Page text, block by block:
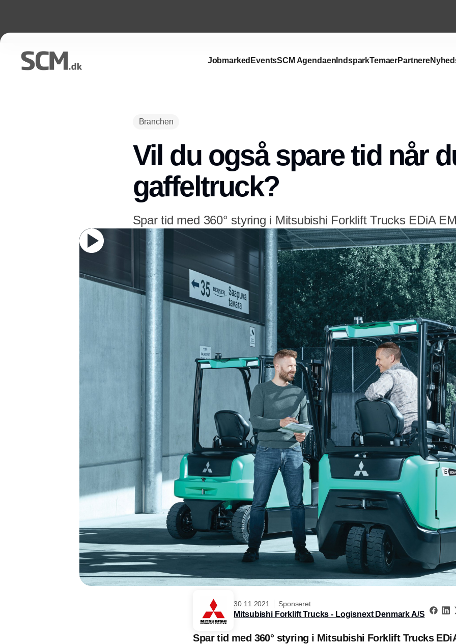
Jobmarked EventsSCM Agendaen IndsparkTemaerPartnere
Branchen
Vil du også spare tid når
gaffeltruck?
Spar tid med 360° styring i Mitsubishi Forklift Trucks EDiA
30.11.2021 Sponseret
Mitsubishi Forklift Trucks - Logisnext Denmark A/S
Spar tid med 360° styring i Mitsubishi Forklift Trucks